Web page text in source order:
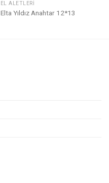
EL ALETLERI
Elta Yıldız Anahtar 12*13